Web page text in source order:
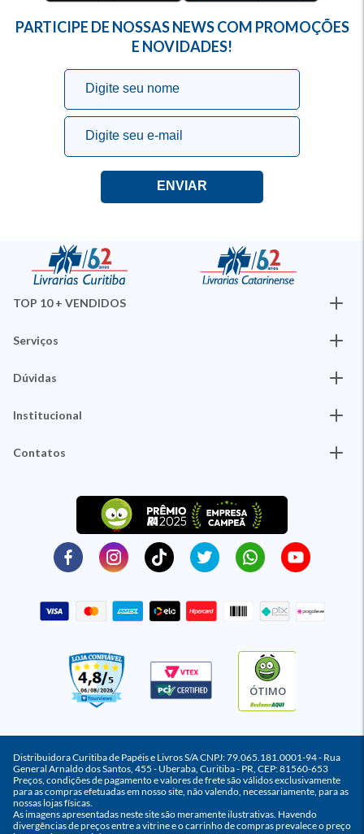
PARTICIPE DE NOSSAS NEWS COM PROMOÇÕES
E NOVIDADES!
TOP 10 + VENDIDOS
Serviços
Dúvidas
Institucional
Contatos
ÓTIMO
Distribuidora Curitiba de Papéis e Livros S/A CNPJ: 79.065.181.0001-94 - Rua
General Arnaldo dos Santos, 455 - Uberaba, Curitiba - PR, CEP: 81560-653
Preços, condições de pagamento e valores de frete são válidos exclusivamente
para as compras efetuadas em nosso site, não valendo, necessariamente, para as
nossas lojas físicas.
As imagens apresentadas neste site são meramente ilustrativas. Havendo
divergências de preços entre a vitrine e o carrinho de compras prevalece o preço